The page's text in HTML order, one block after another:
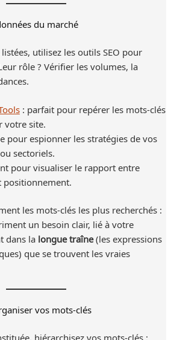
du marché
utilisez les outils SEO pour
rôle ? Vérifier les volumes, la
: parfait pour repérer les mots-clés
votre site.
pour espionner les stratégies de vos
sectoriels.
pour visualiser le rapport entre
les mots-clés les plus recherchés :
un besoin clair, lié à votre
dans lalongue traîne(les expressions
que se trouvent les vraies
vos mots-clés